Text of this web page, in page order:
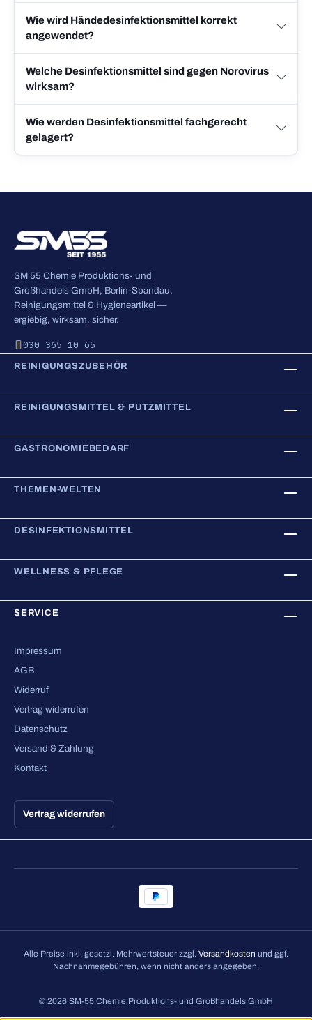
Wie wird Händedesinfektionsmittel korrekt
angewendet?
Welche Desinfektionsmittel sind gegen Norovirus
wirksam?
Wie werden Desinfektionsmittel fachgerecht
gelagert?
SM 55 Chemie Produktions- und
Großhandels GmbH, Berlin-Spandau.
Reinigungsmittel & Hygieneartikel —
ergiebig, wirksam, sicher.
030 365 10 65
REINIGUNGSZUBEHÖR
REINIGUNGSMITTEL & PUTZMITTEL
GASTRONOMIEBEDARF
THEMEN-WELTEN
DESINFEKTIONSMITTEL
WELLNESS & PFLEGE
SERVICE
Impressum
AGB
Widerruf
Vertrag widerrufen
Datenschutz
Versand & Zahlung
Kontakt
Vertrag widerrufen
Alle Preise inkl. gesetzl. Mehrwertsteuer zzgl. Versandkosten und ggf.
Nachnahmegebühren, wenn nicht anders angegeben.
© 2026 SM-55 Chemie Produktions- und Großhandels GmbH